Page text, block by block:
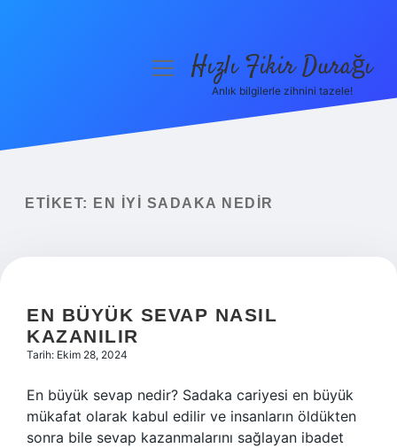
Yasal Uyarı
menüyüHızlı Fikir Durağı
Anlık bilgilerle zihnini tazele!
ETIKET: EN IYI SADAKA NEDIR
EN BÜYÜK SEVAP NASIL
KAZANILIR
Tarih: Ekim 28, 2024
En büyük sevap nedir? Sadaka cariyesi en büyük
mükafat olarak kabul edilir ve insanların öldükten
sonra bile sevap kazanmalarını sağlayan ibadet